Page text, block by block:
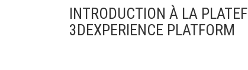
INTRODUCTION À LA
3DEXPERIENCE PLATFORM